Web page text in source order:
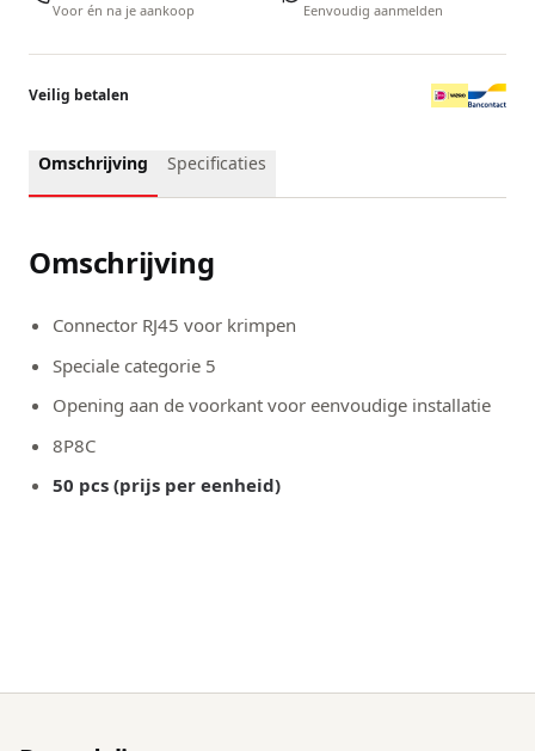
Voor én na je aankoop Eenvoudig aanmelden
Veilig betalen
Omschrijving Specificaties
Omschrijving
Connector RJ45 voor krimpen
Speciale categorie 5
Opening aan de voorkant voor eenvoudige installatie
8P8C
50 pcs (prijs per eenheid)